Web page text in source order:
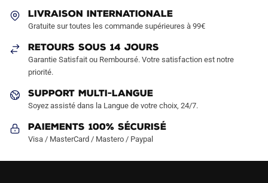
être
choisies
sur
page
produit
la
LIVRAISON INTERNATIONALE
Gratuite sur toutes les commande supérieures à 99€
RETOURS SOUS 14 JOURS
Garantie Satisfait ou Remboursé. Votre satisfaction est notre
priorité.
SUPPORT MULTI-LANGUE
Soyez assisté dans la Langue de votre choix, 24/7.
Paiements 100% Sécurisé
Visa / MasterCard / Mastero / Paypal